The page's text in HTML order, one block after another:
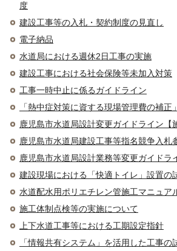
度
建設工事等の入札・契約制度の見直し
電子納品
水道局における週休2日工事の実施
建設工事における社会保険等未加入対策
工事一時中止に係るガイドライン
「熱中症対策に資する現場管理費の補正
鹿児島市水道局設計変更ガイドライン【
鹿児島市水道局建設工事等指名競争入札
鹿児島市水道局設計業務等変更ガイドラ
建設現場における「快適トイレ」設置の
水道配水用ポリエチレン管施工マニュア
施工体制点検等の実施について
上下水道工事等における工期設定指針
「情報共有システム」を活用した工事の